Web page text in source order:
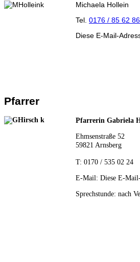
Michaela Hollein
Tel. 0176 / 85 62
Diese E-Mail-
Pfarrer
Pfarrerin Gabriela
Ehmsenstraße 52
59821 Arnsberg
T: 0170 / 535 02 24
E-Mail: Diese E-
Sprechstunde: nach